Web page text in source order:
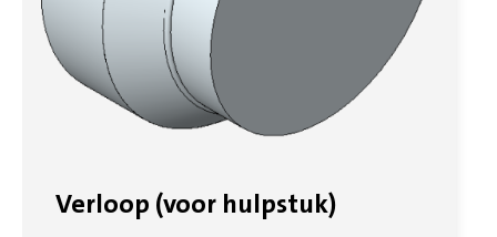
Verloop (voor hulpstuk)